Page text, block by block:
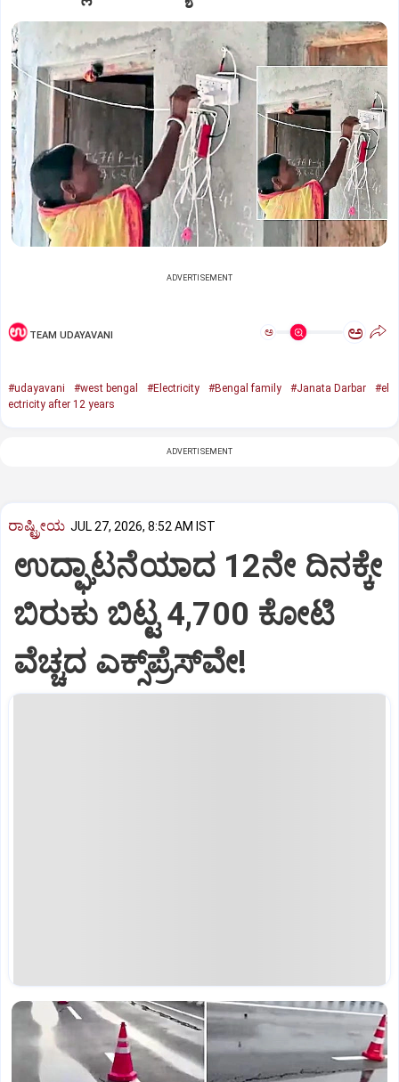
ADVERTISEMENT
TEAM UDAYAVANI ಅ ಅ
#udayavani #west bengal #Electricity #Bengal family #Janata Darbar
#el
ectricity after 12 years
ADVERTISEMENT
ರಾಷ್ಟ್ರೀಯ JUL 27, 2026, 8:52 AM IST
ಉದ್ಘಾಟನೆಯಾದ 12ನೇ ದಿನಕ್ಕೇ
ಬಿರುಕು ಬಿಟ್ಟ 4,700 ಕೋಟಿ
ವೆಚ್ಚದ ಎಕ್ಸ್‌ಪ್ರೆಸ್‌ವೇ!